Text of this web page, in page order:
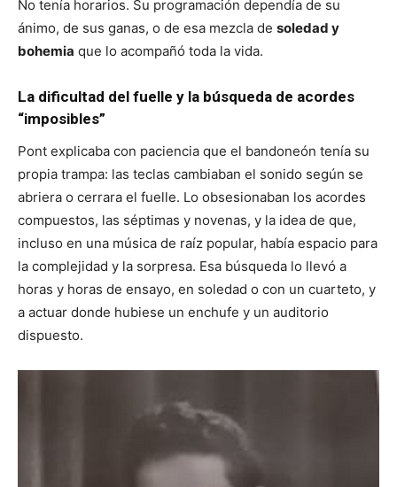
No tenía horarios. Su programación dependía de su
ánimo, de sus ganas, o de esa mezcla de soledad y
bohemia que lo acompañó toda la vida.
La dificultad del fuelle y la búsqueda de acordes
“imposibles”
Pont explicaba con paciencia que el bandoneón tenía su
propia trampa: las teclas cambiaban el sonido según se
abriera o cerrara el fuelle. Lo obsesionaban los acordes
compuestos, las séptimas y novenas, y la idea de que,
incluso en una música de raíz popular, había espacio para
la complejidad y la sorpresa. Esa búsqueda lo llevó a
horas y horas de ensayo, en soledad o con un cuarteto, y
a actuar donde hubiese un enchufe y un auditorio
dispuesto.